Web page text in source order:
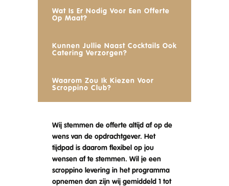
Wat Is Er Nodig Voor Een Offerte
Op Maat?
Kunnen Jullie Naast Cocktails Ook
Catering Verzorgen?
Waarom Zou Ik Kiezen Voor
Scroppino Club?
Wij stemmen de offerte altijd af op de
wens van de opdrachtgever. Het
tijdpad is daarom flexibel op jou
wensen af te stemmen. Wil je een
scroppino levering in het programma
opnemen dan zijn wij gemiddeld 1 tot